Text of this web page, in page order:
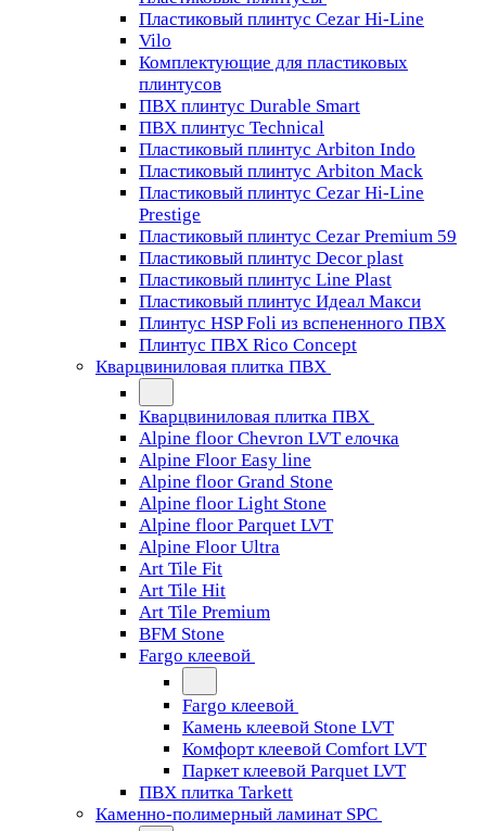
Пластиковый плинтус Cezar Hi-Line
Vilo
Комплектующие для пластиковых
плинтусов
ПВХ плинтус Durable Smart
ПВХ плинтус Technical
Пластиковый плинтус Arbiton Indo
Пластиковый плинтус Arbiton Mack
Пластиковый плинтус Cezar Hi-Line
Prestige
Пластиковый плинтус Cezar Premium 59
Пластиковый плинтус Decor plast
Пластиковый плинтус Line Plast
Пластиковый плинтус Идеал Макси
Плинтус HSP Foli из вспененного ПВХ
Плинтус ПВХ Rico Concept
Кварцвиниловая плитка ПВХ
Кварцвиниловая плитка ПВХ
Alpine floor Chevron LVT елочка
Alpine Floor Easy line
Alpine floor Grand Stone
Alpine floor Light Stone
Alpine floor Parquet LVT
Alpine Floor Ultra
Art Tile Fit
Art Tile Hit
Art Tile Premium
BFM Stone
Fargo клеевой
Fargo клеевой
Камень клеевой Stone LVT
Комфорт клеевой Comfort LVT
Паркет клеевой Parquet LVT
ПВХ плитка Tarkett
Каменно-полимерный ламинат SPC